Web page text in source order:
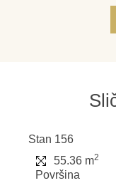
Stan 156
55.36 m2
Površina